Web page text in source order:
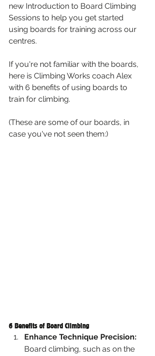
new Introduction to Board Climbing
Sessions to help you get started
using boards for training across our
centres.
If you're not familiar with the boards,
here is Climbing Works coach Alex
with 6 benefits of using boards to
train for climbing.
(These are some of our boards, in
case you've not seen them:)
6 Benefits of Board Cilmbing
Enhance Technique Precision:
Board climbing, such as on the